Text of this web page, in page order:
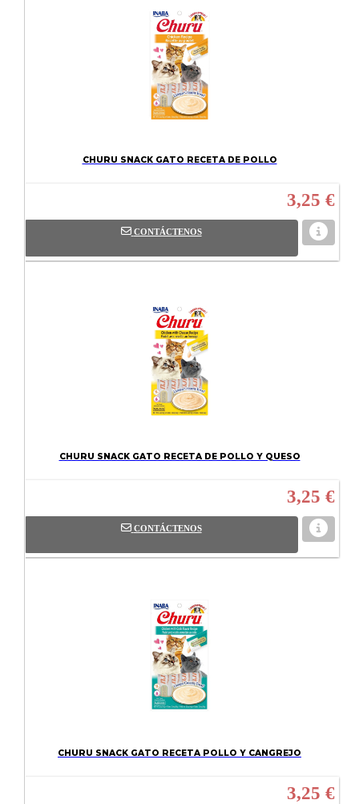
CHURU SNACK GATO RECETA DE POLLO
3,25 €
CONTÁCTENOS
CHURU SNACK GATO RECETA DE POLLO Y QUESO
3,25 €
CONTÁCTENOS
CHURU SNACK GATO RECETA POLLO Y CANGREJO
3,25 €